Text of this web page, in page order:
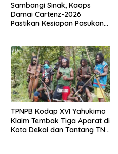
Sambangi Sinak, Kaops
Damai Cartenz-2026
Pastikan Kesiapan Pasukan
TPNPB Kodap XVI Yahukimo
Klaim Tembak Tiga Aparat di
Kota Dekai dan Tantang TNI-